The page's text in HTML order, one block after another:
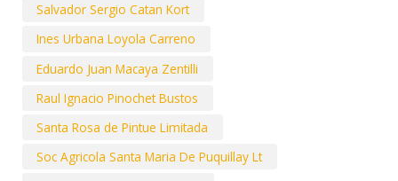
Salvador Sergio Catan Kort
Ines Urbana Loyola Carreno
Eduardo Juan Macaya Zentilli
Raul Ignacio Pinochet Bustos
Santa Rosa de Pintue Limitada
Soc Agricola Santa Maria De Puquillay Lt